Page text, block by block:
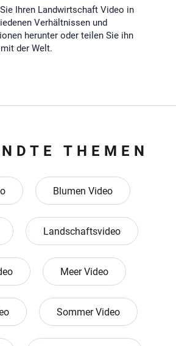
Ihren Landwirtschaft Video in
Verhältnissen und
herunter oder teilen Sie ihn
der Welt.
THEMEN
Blumen Video
Landschaftsvideo
Meer Video
Sommer Video